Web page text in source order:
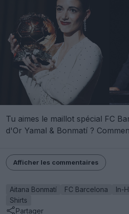
Tu aimes le maillot spécial FC
d'Or Yamal & Bonmatí ?
Afficher les commentaires
Aitana Bonmatí FC Barcelona In-
Shirts
Partager